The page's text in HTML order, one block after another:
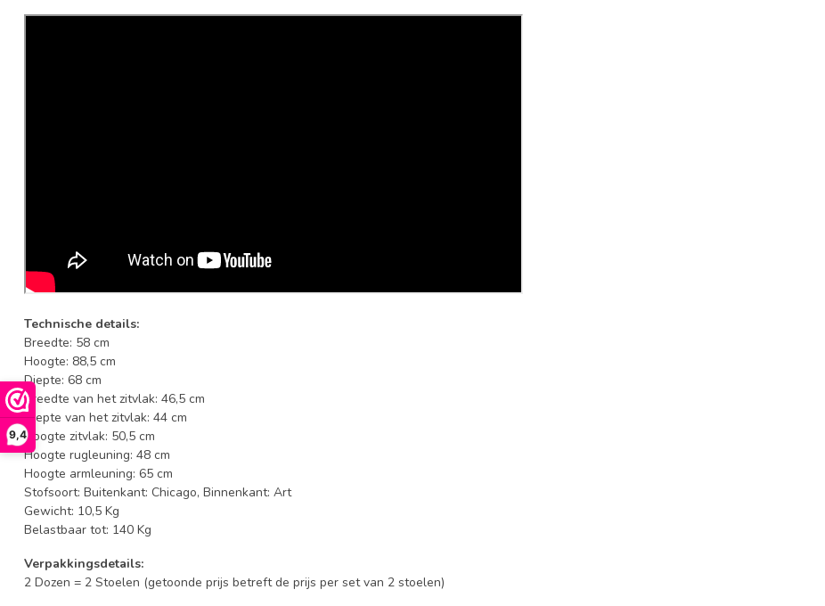
9,4
Technische details:
Breedte: 58 cm
Hoogte: 88,5 cm
Diepte: 68 cm
Breedte van het zitvlak: 46,5 cm
Diepte van het zitvlak: 44 cm
Hoogte zitvlak: 50,5 cm
Hoogte rugleuning: 48 cm
Hoogte armleuning: 65 cm
Stofsoort: Buitenkant: Chicago, Binnenkant: Art
Gewicht: 10,5 Kg
Belastbaar tot: 140 Kg
Verpakkingsdetails:
2 Dozen = 2 Stoelen (getoonde prijs betreft de prijs per set van 2 stoelen)